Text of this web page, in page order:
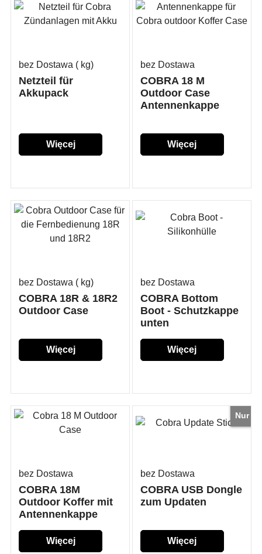
bez Dostawa kg
Netzteil für
Akkupack
Więcej
bez Dostawa
COBRA 18 M
Outdoor Case
Antennenkappe
Więcej
bez Dostawa kg
COBRA 18R & 18R2
Outdoor Case
Więcej
bez Dostawa
COBRA Bottom
Boot - Schutzkappe
unten
Więcej
bez Dostawa
COBRA 18M
Outdoor Koffer mit
Antennenkappe
Więcej
Nur
bez Dostawa
COBRA USB Dongle
zum Updaten
Więcej